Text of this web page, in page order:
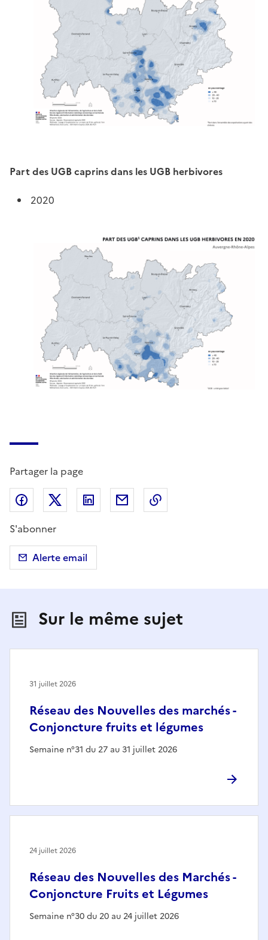
Part des UGB caprins dans les UGB herbivores
2020
Partager la page
Partager sur Facebook
Partager sur X (anciennement Twitter)
Partager sur LinkedIn
Partager par email
S'abonner
Alerte email
Sur le même sujet
Réseau des Nouvelles des marchés -
Conjoncture fruits et légumes
Semaine n°31 du 27 au 31 juillet 2026
31 juillet 2026
Réseau des Nouvelles des Marchés -
Conjoncture Fruits et Légumes
Semaine n°30 du 20 au 24 juillet 2026
24 juillet 2026